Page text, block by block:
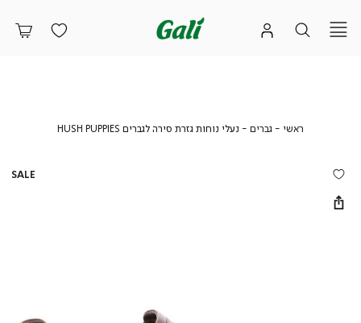
ראשי ראשיגברים גברים
נעלי נוחות גזרת סירה לגברים HUSH PUPPIES
נעלי
לגבריםSALE